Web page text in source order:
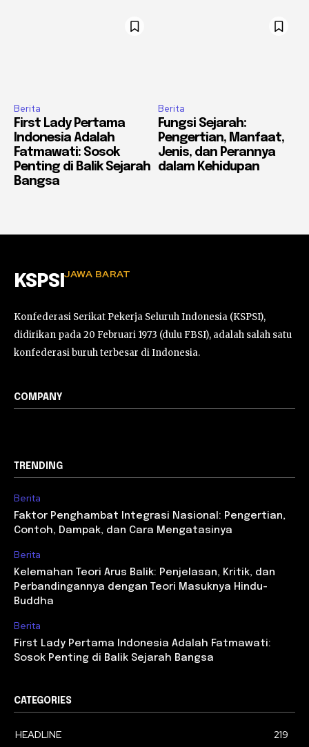
Berita
First Lady Pertama
Indonesia Adalah
Fatmawati: Sosok
Penting di Balik Sejarah
Bangsa
Berita
Fungsi Sejarah:
Pengertian, Manfaat,
Jenis, dan Perannya
dalam Kehidupan
KSPSI JAWA BARAT
Konfederasi Serikat Pekerja Seluruh Indonesia (KSPSI),
didirikan pada 20 Februari 1973 (dulu FBSI), adalah salah satu
konfederasi buruh terbesar di Indonesia.
COMPANY
TRENDING
Berita
Faktor Penghambat Integrasi Nasional: Pengertian,
Contoh, Dampak, dan Cara Mengatasinya
Berita
Kelemahan Teori Arus Balik: Penjelasan, Kritik, dan
Perbandingannya dengan Teori Masuknya Hindu-
Buddha
Berita
First Lady Pertama Indonesia Adalah Fatmawati:
Sosok Penting di Balik Sejarah Bangsa
CATEGORIES
HEADLINE 219